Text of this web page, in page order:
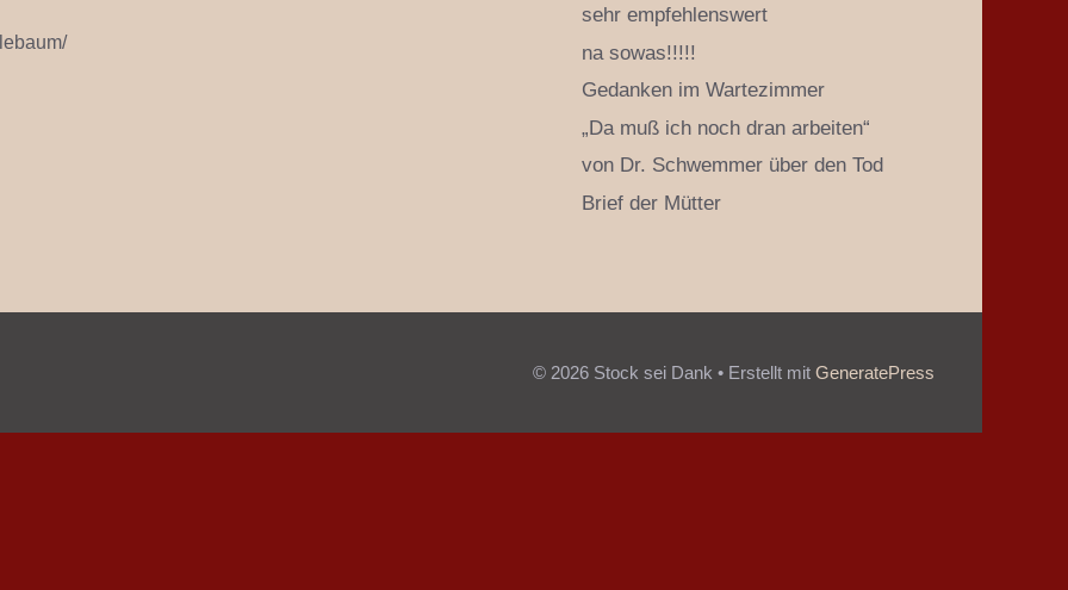
sehr empfehlenswert
na sowas!!!!!
Gedanken im Wartezimmer
„Da muß ich noch dran arbeiten“
von Dr. Schwemmer über den Tod
Brief der Mütter
© 2026 Stock sei Dank • Erstellt mit GeneratePress